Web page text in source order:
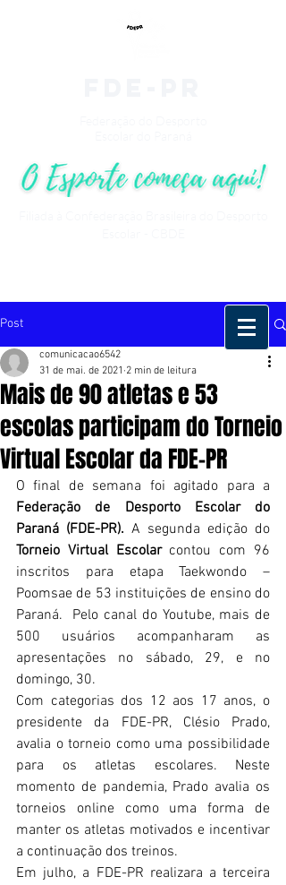
Post
Mais de 90 atletas e 53
escolas participam do Torneio
Virtual Escolar da FDE-PR
comunicacao6542
31 de mai. de 2021 2 min de leitura
O final de semana foi agitado para a
Federação de Desporto Escolar do
Paraná (FDE-PR).
Torneio Virtual Escolar contou com 96
inscritos para etapa Taekwondo –
Poomsae de 53 instituições de ensino do
Paraná.  Pelo canal do Youtube, mais de
500 usuários acompanharam as
apresentações no sábado, 29, e no
domingo, 30.
Com categorias dos 12 aos 17 anos, o
presidente da FDE-PR, Clésio Prado,
avalia o torneio como uma possibilidade
para os atletas escolares. Neste
momento de pandemia, Prado avalia os
torneios online como uma forma de
manter os atletas motivados e incentivar
a continuação dos treinos.
Em julho, a FDE-PR realizara a terceira